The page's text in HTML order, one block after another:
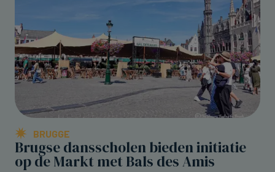
BRUGGE
Brugse dansscholen bieden initiatie
op de Markt met Bals des Amis